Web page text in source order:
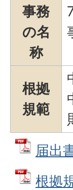
事務
の名
称
根拠
規範
届出
根拠